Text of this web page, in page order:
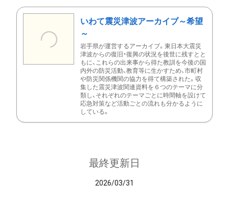
いわて震災津波アーカイブ～希望
～
岩手県が運営するアーカイブ。東日本大震災
津波からの復旧・復興の状況を後世に残すとと
もに、これらの出来事から得た教訓を今後の国
内外の防災活動、教育等に生かすため、市町村
や防災関係機関の協力を得て構築された。収
集した震災津波関連資料を６つのテーマに分
類し、それぞれのテーマごとに時間軸を設けて
応急対策など活動ごとの流れも分かるように
している。
最終更新日
2026/03/31